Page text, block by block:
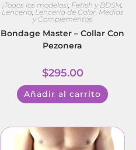
¡Todos los modelos!, Fetish y BDSM,
Lencería, Lencería de Color, Medias
y Complementos
Bondage Master – Collar Con
Pezonera
$295.00
Añadir al carrito